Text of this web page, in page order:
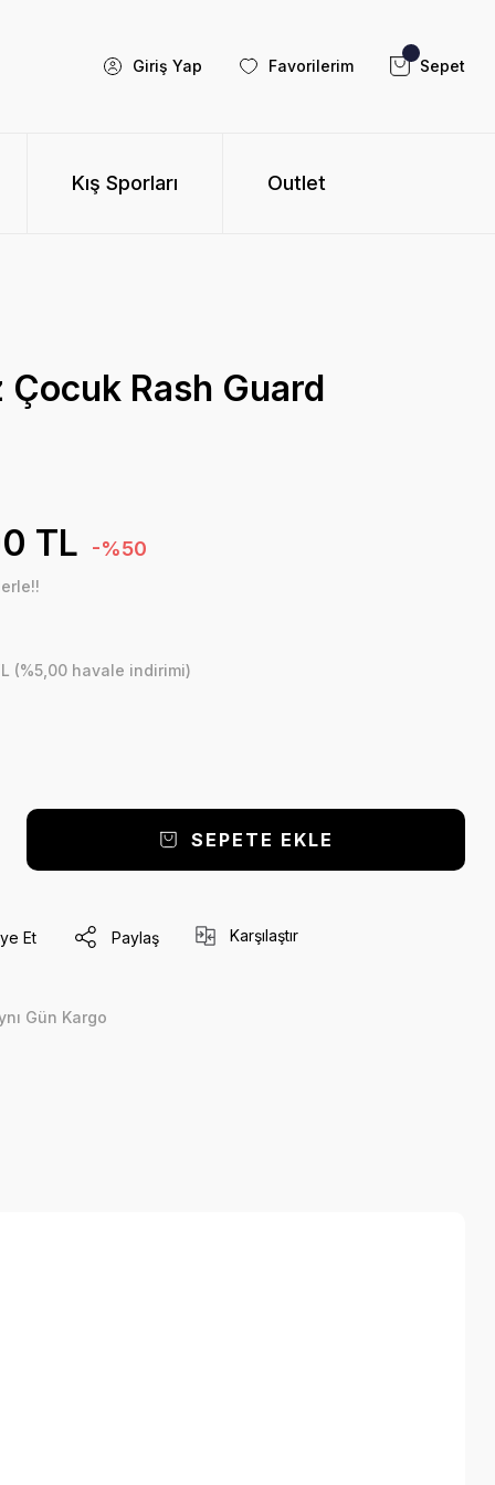
Giriş Yap Favorilerim Sepet
Kış Sporları Outlet
Çocuk Rash Guard
TL -%50
(%5,00 havale indirimi)
SEPETE EKLE
Et Paylaş Karşılaştır
Gün Kargo